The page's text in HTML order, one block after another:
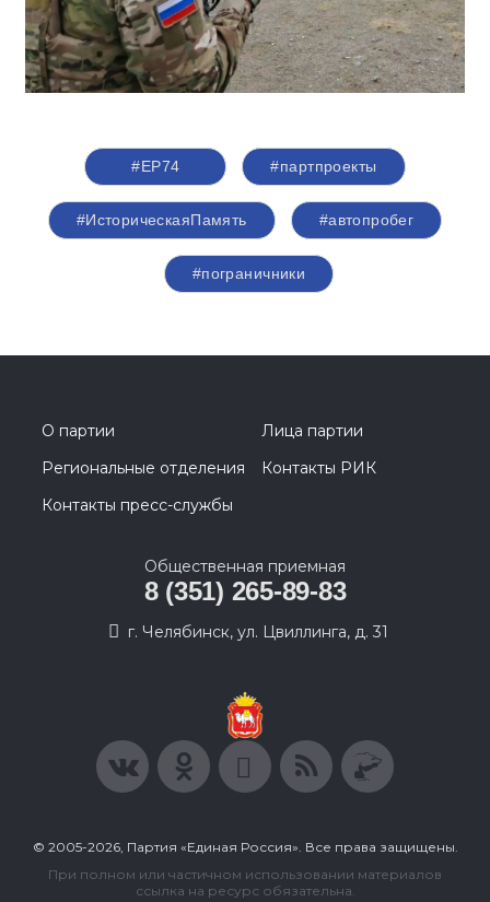
#ЕР74 #партпроекты
#ИсторическаяПамять #автопробег
#пограничники
О партии
Лица партии
Региональные отделения
Контакты РИК
Контакты пресс-службы
Общественная приемная
8 (351) 265-89-83
г. Челябинск, ул. Цвиллинга, д. 31
© 2005-2026, Партия «Единая Россия». Все права защищены.
При полном или частичном использовании материалов
ссылка на ресурс обязательна.